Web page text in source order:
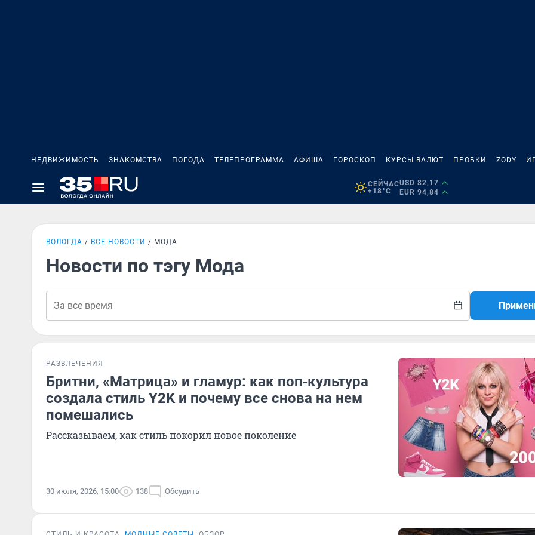
НЕДВИЖИМОСТЬ ЗНАКОМСТВА ПОГОДА ТЕЛЕПРОГРАММА АФИША ГОРОСКОП КУРСЫ ВАЛЮТ ПРОБКИ ZODY
СЕЙЧАС
+18°C
USD 82,17
EUR 94,84
ВОЛОГДА ВСЕ НОВОСТИ МОДА
Новости по тэгу Мода
РАЗВЛЕЧЕНИЯ
Бритни, «Матрица» и гламур: как поп‑культура
создала стиль Y2K и почему все снова на нем
помешались
Рассказываем, как стиль покорил новое поколение
30 июля, 2026, 15:00 138 Обсудить